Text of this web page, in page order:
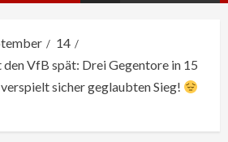
14
VfB spät: Drei Gegentore in 15
sicher geglaubten Sieg!